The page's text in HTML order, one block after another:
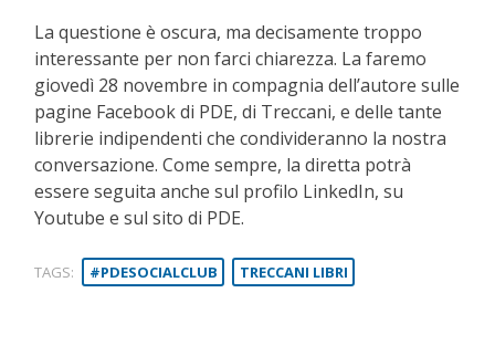
La questione è oscura, ma decisamente troppo
interessante per non farci chiarezza. La faremo
giovedì 28 novembre in compagnia dell’autore sulle
pagine Facebook di PDE, di Treccani, e delle tante
librerie indipendenti che condivideranno la nostra
conversazione. Come sempre, la diretta potrà
essere seguita anche sul profilo LinkedIn, su
Youtube e sul sito di PDE.
TAGS: #PDESOCIALCLUB TRECCANI LIBRI